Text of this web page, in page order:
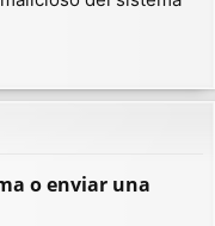
o enviar una